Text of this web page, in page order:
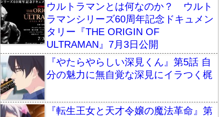
ウルトラマンとは何なのか？ ウルト
ラマンシリーズ60周年記念ドキュメン
タリー『THE ORIGIN OF
ULTRAMAN』7月3日公開
『やたらやらしい深見くん』第5話 自
分の魅力に無自覚な深見にイラつく梶
『転生王女と天才令嬢の魔法革命』第